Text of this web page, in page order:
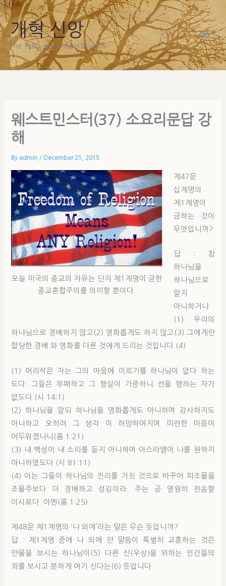
Skip
to
content
개혁 신앙
The Truth and Gospel Mission
웨스트민스터(37) 소요리문답 강
해
By admin / December 21, 2015
오늘 미국의 종교의 자유는 단지 제1계명이 금한
종교혼합주의를 의미할 뿐이다.
제47문
십계명의
제1계명이
금하는 것이
무엇입니까?
답 : 참
하나님을
하나님으로
알지
아니하거나
(1) 우리의
하나님으로 경배하지 않고(2) 영화롭게도 하지 않고(3) 그에게만
합당한 경배 와 영화를 다른 것에게 드리는 것입니다.(4)
(1) 어리석은 자는 그의 마음에 이르기를 하나님이 없다 하는
도다. 그들은 부패하고 그 행실이 가증하니 선을 행하는 자가
없도다.(시 14:1)
(2) 하나님을 알되 하나님을 영화롭게도 아니하며 감사하지도
아니하고 오히려 그 생각 이 허망하여지며 미련한 마음이
어두워졌나니(롬 1:21)
(3) 내 백성이 내 소리를 듣지 아니하며 이스라엘이 나를 원하지
아니하였도다.(시 81:11)
(4) 이는 그들이 하나님의 진리를 거짓 것으로 바꾸어 피조물을
조물주보다 더 경배하고 섬김이라. 주는 곧 영원히 찬송할
이시로다. 아멘(롬 1:25)
제48문 제1계명의 ‘나 외에’라는 말은 무슨 뜻입니까?
답 : 제1계명 중에 나 외에 란 말씀이 특별히 교훈하는 것은
만물을 보시는 하나님이(5) 다른 신(우상)을 위하는 인간들의
죄를 보시고 분하게 여기 신다는(6) 뜻입니다.